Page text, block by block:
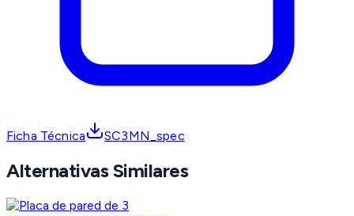
Ficha Técnica SC3MN_spec
Alternativas Similares